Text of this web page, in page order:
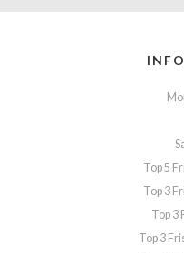
Top 5
Top 3
Top 3
Top 3